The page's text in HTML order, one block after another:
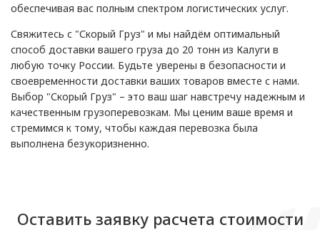
обеспечивая вас полным спектром логистических услуг.
Свяжитесь с "Скорый Груз" и мы найдём оптимальный
способ доставки вашего груза до 20 тонн из Калуги в
любую точку России. Будьте уверены в безопасности и
своевременности доставки ваших товаров вместе с нами.
Выбор "Скорый Груз" – это ваш шаг навстречу надежным и
качественным грузоперевозкам. Мы ценим ваше время и
стремимся к тому, чтобы каждая перевозка была
выполнена безукоризненно.
Оставить заявку расчета стоимости